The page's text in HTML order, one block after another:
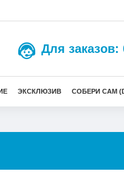
Для заказов:
ЭКСКЛЮЗИВ СОБЕРИ САМ